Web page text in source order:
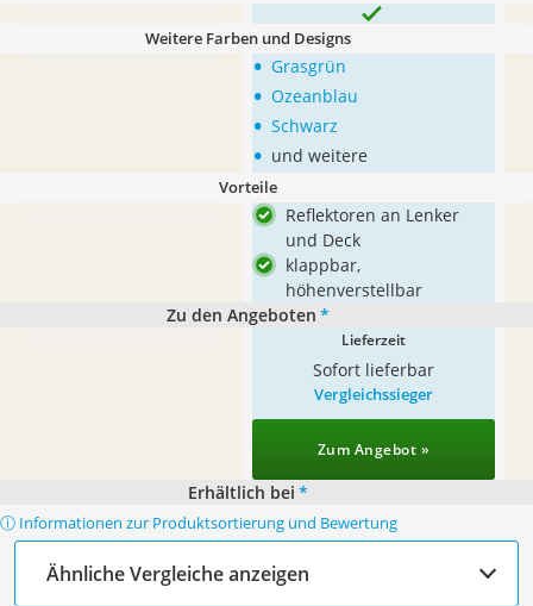
Weitere Farben und Designs
• Grasgrün
• Ozeanblau
• Schwarz
• und weitere
Vorteile
Reflektoren an Lenker
und Deck
klappbar,
höhenverstellbar
Zu den Angeboten *
Lieferzeit
Sofort lieferbar
Vergleichssieger
Zum Angebot »
Erhältlich bei *
ⓘ Informationen zur Produktsortierung und Bewertung
Ähnliche Vergleiche anzeigen